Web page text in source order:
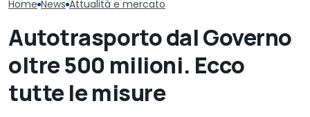
Home News Attualità e mercato
Autotrasporto dal Governo
oltre 500 milioni. Ecco
tutte le misure